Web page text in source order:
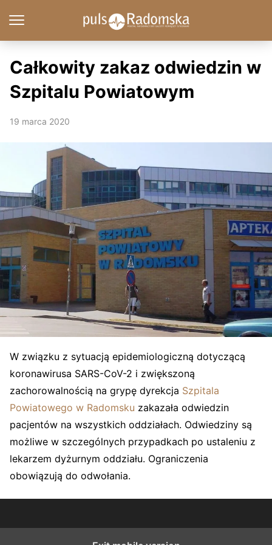
Całkowity zakaz odwiedzin w
Szpitalu Powiatowym
19 marca 2020
W związku z sytuacją epidemiologiczną dotyczącą
koronawirusa SARS-CoV-2 i zwiększoną
zachorowalnością na grypę dyrekcja Szpitala
Powiatowego w Radomsku zakazała odwiedzin
pacjentów na wszystkich oddziałach. Odwiedziny są
możliwe w szczególnych przypadkach po ustaleniu z
lekarzem dyżurnym oddziału. Ograniczenia
obowiązują do odwołania.